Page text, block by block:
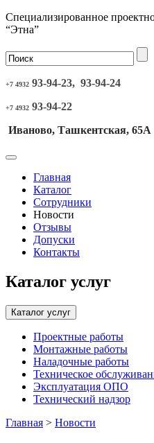
Специализированное
“Этна”
+7 4932 93-94-23, 93-94-24
+7 4932 93-94-22
Иваново, Ташкентская, 65А
Главная
Каталог
Сотрудники
Новости
Отзывы
Допуски
Контакты
Каталог услуг
Каталог услуг
Проектные работы
Монтажные работы
Наладочные работы
Техническое
Эксплуатация ОПО
Технический надзор
Главная > Новости